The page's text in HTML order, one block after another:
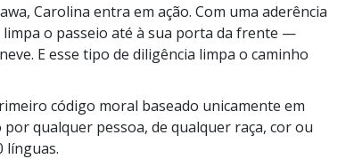
Carolina entra em ação. Com uma aderência
limpa o passeio até à sua porta da frente —
E esse tipo de diligência limpa o caminho
código moral baseado unicamente em
qualquer pessoa, de qualquer raça, cor ou
línguas.